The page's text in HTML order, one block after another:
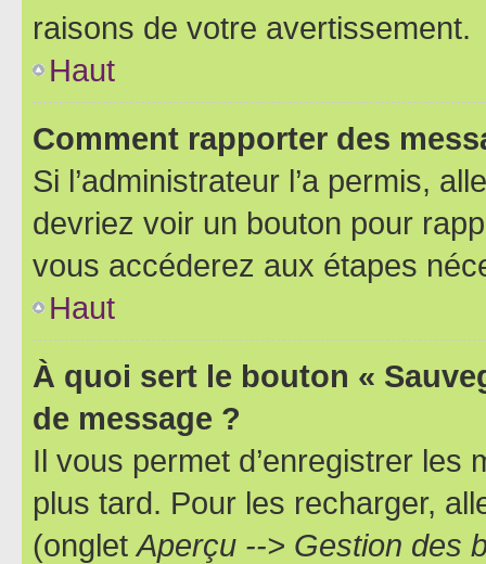
raisons de votre avertissement.
Haut
Comment rapporter des
Si l’administrateur l’a permis,
devriez voir un bouton pour
vous accéderez aux étapes
Haut
À quoi sert le bouton «
de message ?
Il vous permet d’enregistrer
plus tard. Pour les recharger,
(ongletAperçu --> Gestion des